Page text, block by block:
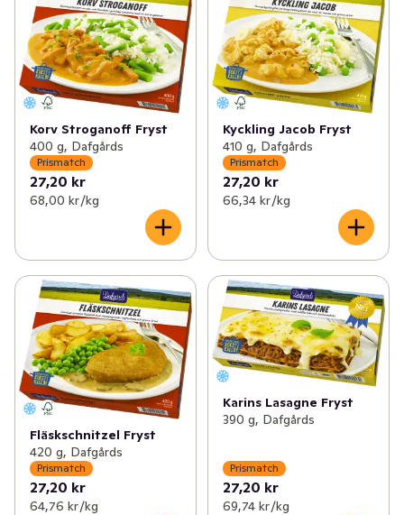
Korv Stroganoff Fryst
400 g, Dafgårds
Prismatch
27,20 kr
68,00 kr /kg
Kyckling Jacob Fryst
410 g, Dafgårds
Prismatch
27,20 kr
66,34 kr /kg
Fläskschnitzel Fryst
420 g, Dafgårds
Prismatch
27,20 kr
64,76 kr /kg
Karins Lasagne Fryst
390 g, Dafgårds
Prismatch
27,20 kr
69,74 kr /kg